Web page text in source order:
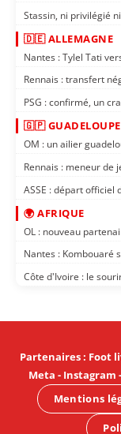
Stassin, ni privilégié
🇩🇪 ALLEMAGNE
Nantes : Tylel Tati
Rennais : transfert
PSG : confirmé, un
🇬🇵 GUADELOUPE
OM : un ailier
Rennais : meneur de
ASSE : départ officiel
🌍 AFRIQUE
OL : nouveau
Nantes : Kombouaré
Côte d'Ivoire : le
Partenaires: Foot
Meta - Instagram -
Mentions